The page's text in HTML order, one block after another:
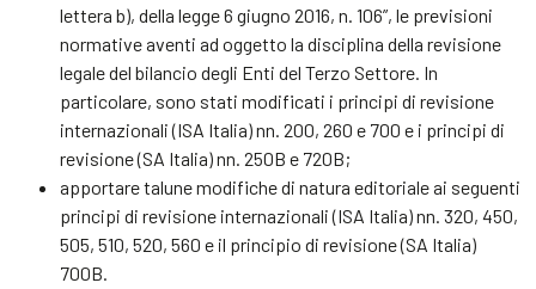
lettera b), della legge 6 giugno 2016, n. 106”, le previsioni
normative aventi ad oggetto la disciplina della revisione
legale del bilancio degli Enti del Terzo Settore. In
particolare, sono stati modificati i principi di revisione
internazionali (ISA Italia) nn. 200, 260 e 700 e i principi di
revisione (SA Italia) nn. 250B e 720B;
apportare talune modifiche di natura editoriale ai seguenti
principi di revisione internazionali (ISA Italia) nn. 320, 450,
505, 510, 520, 560 e il principio di revisione (SA Italia)
700B.